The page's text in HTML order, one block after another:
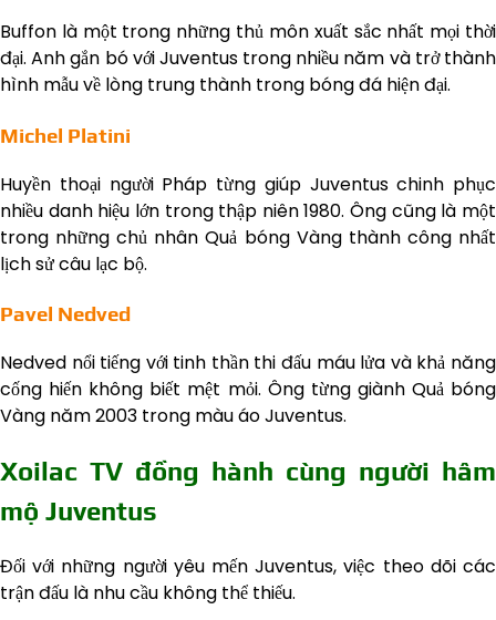
Buffon là một trong những thủ môn xuất sắc nhất mọi thời
đại. Anh gắn bó với Juventus trong nhiều năm và trở thành
hình mẫu về lòng trung thành trong bóng đá hiện đại.
Michel Platini
Huyền thoại người Pháp từng giúp Juventus chinh phục
nhiều danh hiệu lớn trong thập niên 1980. Ông cũng là một
trong những chủ nhân Quả bóng Vàng thành công nhất
lịch sử câu lạc bộ.
Pavel Nedved
Nedved nổi tiếng với tinh thần thi đấu máu lửa và khả năng
cống hiến không biết mệt mỏi. Ông từng giành Quả bóng
Vàng năm 2003 trong màu áo Juventus.
Xoilac TV đồng hành cùng người hâm
mộ Juventus
Đối với những người yêu mến Juventus, việc theo dõi các
trận đấu là nhu cầu không thể thiếu.